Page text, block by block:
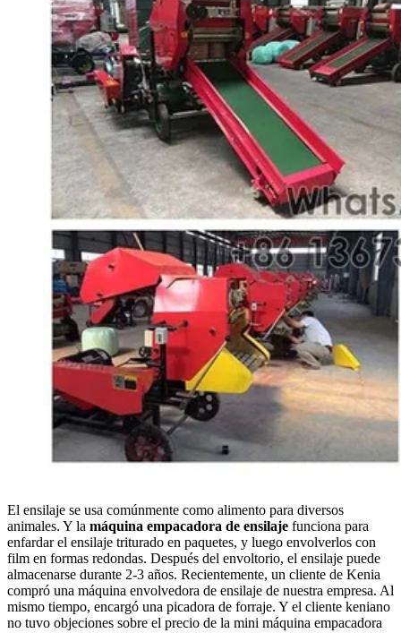
El ensilaje se usa comúnmente como alimento para diversos
animales. Y la máquina empacadora de ensilaje funciona para
enfardar el ensilaje triturado en paquetes, y luego envolverlos con
film en formas redondas. Después del envoltorio, el ensilaje puede
almacenarse durante 2-3 años. Recientemente, un cliente de Kenia
compró una máquina envolvedora de ensilaje de nuestra empresa. Al
mismo tiempo, encargó una picadora de forraje. Y el cliente keniano
no tuvo objeciones sobre el precio de la mini máquina empacadora